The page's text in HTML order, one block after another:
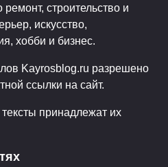
строительство и
искусство,
хобби и бизнес.
Kayrosblog.ru разрешено
ссылки на сайт.
принадлежат их